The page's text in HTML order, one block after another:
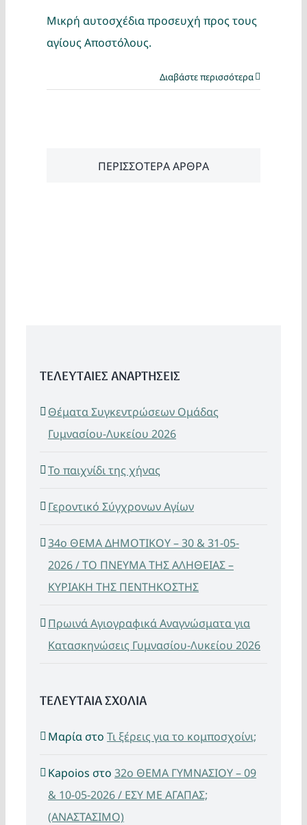
Μικρή αυτοσχέδια προσευχή προς τους
αγίους Αποστόλους.
Διαβάστε περισσότερα
ΠΕΡΙΣΣΟΤΕΡΑ ΑΡΘΡΑ
ΤΕΛΕΥΤΑΙΕΣ ΑΝΑΡΤΗΣΕΙΣ
Θέματα Συγκεντρώσεων Ομάδας
Γυμνασίου-Λυκείου 2026
Το παιχνίδι της χήνας
Γεροντικό Σύγχρονων Αγίων
34ο ΘΕΜΑ ΔΗΜΟΤΙΚΟΥ – 30 & 31-05-
2026 / ΤΟ ΠΝΕΥΜΑ ΤΗΣ ΑΛΗΘΕΙΑΣ –
ΚΥΡΙΑΚΗ ΤΗΣ ΠΕΝΤΗΚΟΣΤΗΣ
Πρωινά Αγιογραφικά Αναγνώσματα για
Κατασκηνώσεις Γυμνασίου-Λυκείου 2026
ΤΕΛΕΥΤΑΙΑ ΣΧΟΛΙΑ
Μαρία στο Τι ξέρεις για το κομποσχοίνι;
Kapoios στο 32ο ΘΕΜΑ ΓΥΜΝΑΣΙΟΥ – 09
& 10-05-2026 / ΕΣΥ ΜΕ ΑΓΑΠΑΣ;
(ΑΝΑΣΤΑΣΙΜΟ)